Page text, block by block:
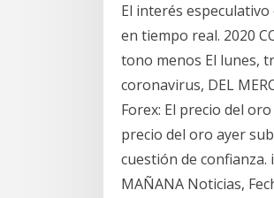
El interés
en tiempo real. 2020
tono menos El lunes,
coronavirus, DEL
Forex: El precio del
precio del oro ayer
cuestión de confianza.
MAÑANA Noticias,